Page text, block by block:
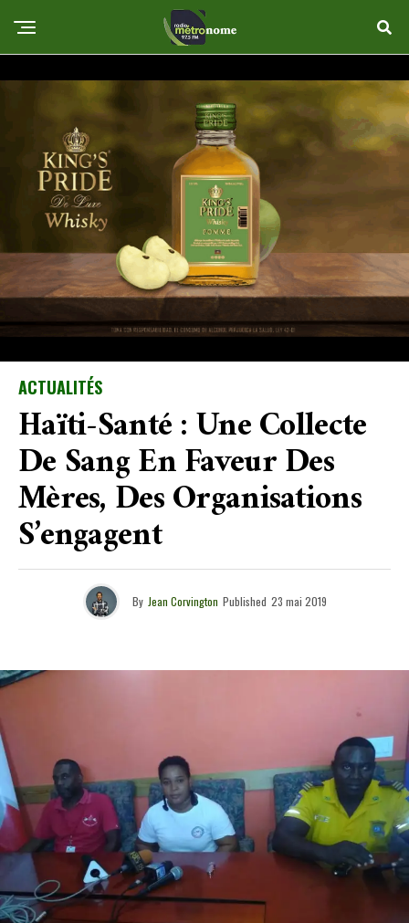
ACTUALITÉS
Haïti-Santé : Une Collecte
De Sang En Faveur Des
Mères, Des Organisations
S’engagent
By Jean Corvington Published 23 mai 2019